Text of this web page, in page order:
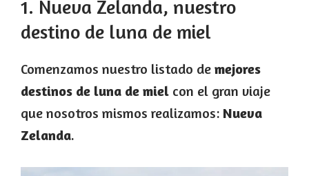
1. Nueva Zelanda, nuestro
destino de luna de miel
Comenzamos nuestro listado de mejores
destinos de luna de miel con el gran viaje
que nosotros mismos realizamos: Nueva
Zelanda.